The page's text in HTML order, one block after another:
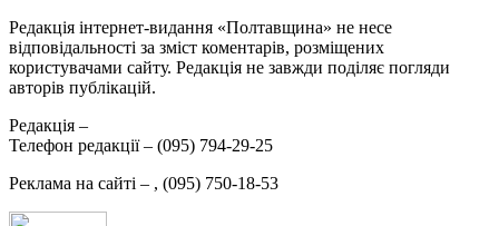
Редакція інтернет-видання «Полтавщина» не несе
відповідальності за зміст коментарів, розміщених
користувачами сайту. Редакція не завжди поділяє погляди
авторів публікацій.
Редакція –
Телефон редакції – (095) 794-29-25
Реклама на сайті – , (095) 750-18-53